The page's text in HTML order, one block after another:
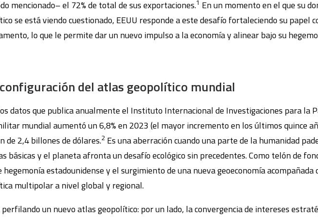
mencionado– el 72% de total de sus exportaciones.1 En un momento en el que su
se está viendo cuestionado, EEUU responde a este desafío fortaleciendo su papel
lo que le permite dar un nuevo impulso a la economía y alinear bajo su
del atlas geopolítico mundial
datos que publica anualmente el Instituto Internacional de Investigaciones para la
mundial aumentó un 6,8% en 2023 (el mayor incremento en los últimos quince
de 2,4 billones de dólares.2 Es una aberración cuando una parte de la humanidad
básicas y el planeta afronta un desafío ecológico sin precedentes. Como telón de
hegemonía estadounidense y el surgimiento de una nueva geoeconomía acompañada
multipolar a nivel global y regional.
perfilando un nuevo atlas geopolítico: por un lado, la convergencia de intereses